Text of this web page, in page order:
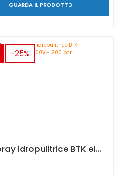
GUARDA IL PRODOTTO
-25%
Valspray idropulitrice BTK elettrica 400V - 200 bar